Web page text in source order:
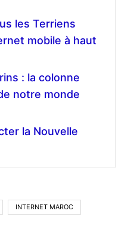
les Terriens
mobile à haut
: la colonne
notre monde
la Nouvelle
INTERNET MAROC